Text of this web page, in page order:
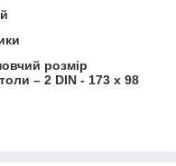
розмір
– 2 DIN - 173 x 98